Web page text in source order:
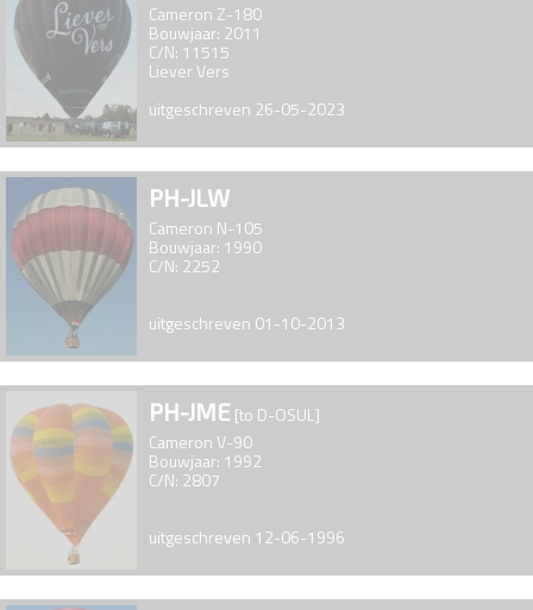
Cameron Z-180
Bouwjaar: 2011
C/N: 11515
Liever Vers
uitgeschreven 26-05-2023
PH-JLW
Cameron N-105
Bouwjaar: 1990
C/N: 2252
uitgeschreven 01-10-2013
PH-JME [to D-OSUL]
Cameron V-90
Bouwjaar: 1992
C/N: 2807
uitgeschreven 12-06-1996